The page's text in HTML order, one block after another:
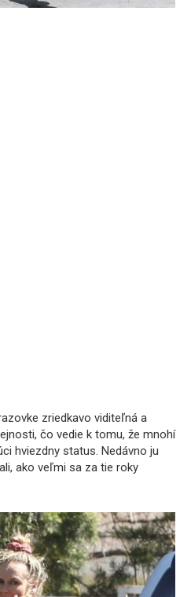
zriedkavo viditeľná a
čo vedie k tomu, že mnohí
hviezdny status. Nedávno ju
ako veľmi sa za tie roky